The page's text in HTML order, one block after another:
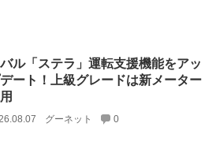
ル「ステラ」運転支援機能をアッ
ート！上級グレードは新メーター
グーネット 0